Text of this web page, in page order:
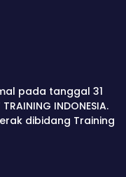
pada tanggal 31
INDONESIA.
dibidang Training